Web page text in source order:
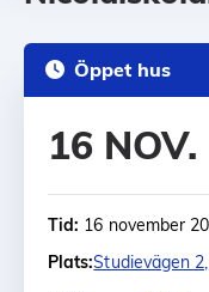
Öppet hus
16 NOV.
Tid: 16 november
Plats:Studievägen